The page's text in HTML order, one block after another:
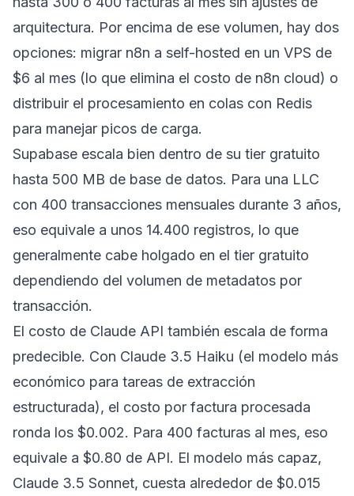
arquitectura. Por encima de ese volumen, hay dos
opciones: migrar n8n a self-hosted en un VPS de
$6 al mes (lo que elimina el costo de n8n cloud) o
distribuir el procesamiento en colas con Redis
para manejar picos de carga.
Supabase escala bien dentro de su tier gratuito
hasta 500 MB de base de datos. Para una LLC
con 400 transacciones mensuales durante 3 años,
eso equivale a unos 14.400 registros, lo que
generalmente cabe holgado en el tier gratuito
dependiendo del volumen de metadatos por
transacción.
El costo de Claude API también escala de forma
predecible. Con Claude 3.5 Haiku (el modelo más
económico para tareas de extracción
estructurada), el costo por factura procesada
ronda los $0.002. Para 400 facturas al mes, eso
equivale a $0.80 de API. El modelo más capaz,
Claude 3.5 Sonnet, cuesta alrededor de $0.015